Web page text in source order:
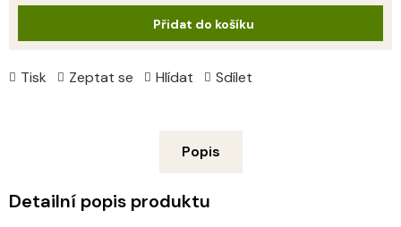
Tisk Zeptat se Hlídat Sdílet
Přidat do košíku
Popis
Detailní popis produktu